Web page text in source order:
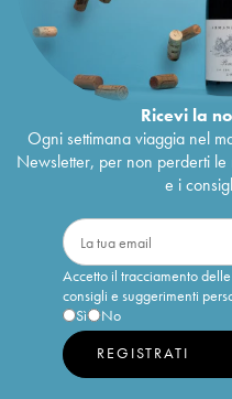
Ricevi la
Ogni settimana viaggia nel
Newsletter, per non perderti
e i
Accetto il tracciamento
consigli e suggerimenti
Sì
No
REGISTRATI